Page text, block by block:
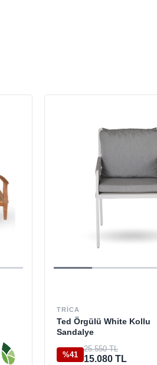
TRICA
Ted Örgülü White Kollu
Sandalye
%41
25.550 TL
15.080 TL